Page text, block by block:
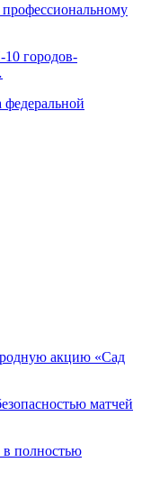
профессиональному
городов-
акцию «Сад
матчей
в полностью